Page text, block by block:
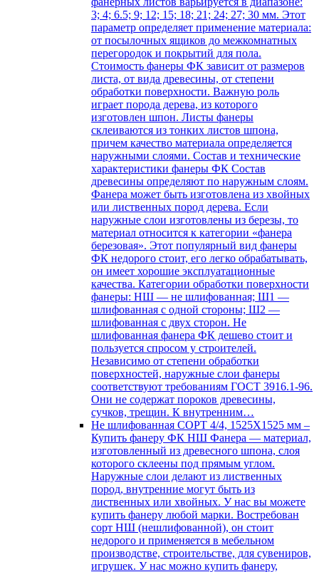
3; 4; 6.5; 9; 12; 15; 18; 21; 24; 27; 30 мм. Этот
параметр определяет применение материала:
от посылочных ящиков до межкомнатных
перегородок и покрытий для пола.
Стоимость фанеры ФК зависит от размеров
листа, от вида древесины, от степени
обработки поверхности. Важную роль
играет порода дерева, из которого
изготовлен шпон. Листы фанеры
склеиваются из тонких листов шпона,
причем качество материала определяется
наружными слоями. Состав и технические
характеристики фанеры ФК Состав
древесины определяют по наружным слоям.
Фанера может быть изготовлена из хвойных
или лиственных пород дерева. Если
наружные слои изготовлены из березы, то
материал относится к категории «фанера
березовая». Этот популярный вид фанеры
ФК недорого стоит, его легко обрабатывать,
он имеет хорошие эксплуатационные
качества. Категории обработки поверхности
фанеры: НШ — не шлифованная; Ш1 —
шлифованная с одной стороны; Ш2 —
шлифованная с двух сторон. Не
шлифованная фанера ФК дешево стоит и
пользуется спросом у строителей.
Независимо от степени обработки
поверхностей, наружные слои фанеры
соответствуют требованиям ГОСТ 3916.1-96.
Они не содержат пороков древесины,
сучков, трещин. К внутренним…
Не шлифованная СОРТ 4/4, 1525Х1525 мм –
Купить фанеру ФК НШ Фанера — материал,
изготовленный из древесного шпона, слоя
которого склеены под прямым углом.
Наружные слои делают из лиственных
пород, внутренние могут быть из
лиственных или хвойных. У нас вы можете
купить фанеру любой марки. Востребован
сорт НШ (нешлифованной), он стоит
недорого и применяется в мебельном
производстве, строительстве, для сувениров,
игрушек. У нас можно купить фанеру,